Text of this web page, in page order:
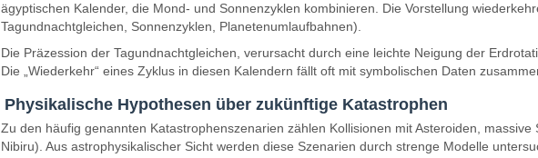
ägyptischen Kalender, die Mond- und Sonnenzyklen kombinieren. Die Vorstellung
Tagundnachtgleichen, Sonnenzyklen, Planetenumlaufbahnen).
Die Präzession der Tagundnachtgleichen, verursacht durch eine leichte Neigung der
Die „Wiederkehr“ eines Zyklus in diesen Kalendern fällt oft mit symbolischen Daten
Physikalische Hypothesen über zukünftige Katastrophen
Zu den häufig genannten Katastrophenszenarien zählen Kollisionen mit Asteroiden,
Nibiru). Aus astrophysikalischer Sicht werden diese Szenarien durch strenge Modelle